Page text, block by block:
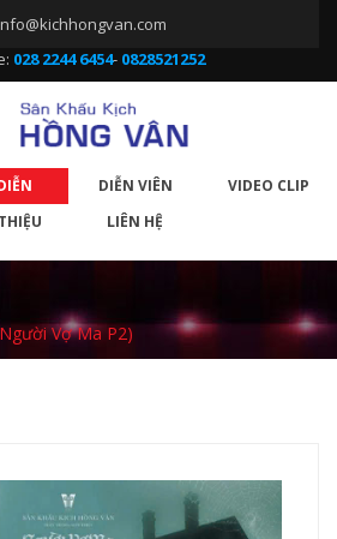
028 2244 6454- 0828521252
DIỄN VIÊN
VIDEO CLIP
LIÊN HỆ
Vợ Ma P2)